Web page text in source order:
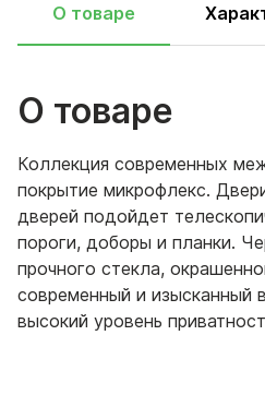
О товаре
О товаре
Коллекция современных
покрытие микрофлекс.
дверей подойдет
пороги, доборы и планки.
прочного стекла,
современный и изысканный
высокий уровень